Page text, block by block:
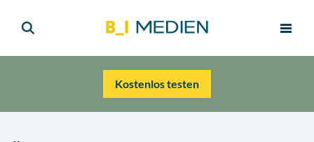
Kostenlos testen